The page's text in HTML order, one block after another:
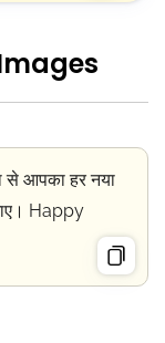
से आपका हर नया
Happy